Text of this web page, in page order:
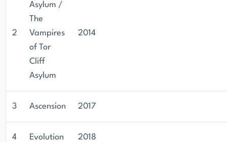
2
Asylum /
The
Vampires
of Tor
Cliff
Asylum
2014
3 Ascension 2017
4 Evolution 2018